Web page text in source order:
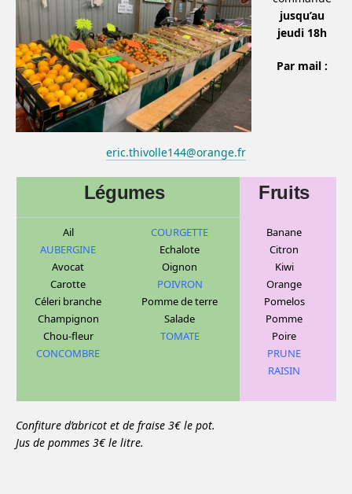
jusqu’au
jeudi 18h
Par mail :
eric.thivolle144@orange.fr
Légumes Fruits
Ail
AUBERGINE
Avocat
Carotte
Céleri branche
Champignon
Chou-fleur
CONCOMBRE
COURGETTE
Echalote
Oignon
POIVRON
Pomme de terre
Salade
TOMATE
Banane
Citron
Kiwi
Orange
Pomelos
Pomme
Poire
PRUNE
RAISIN
Confiture d’abricot et de fraise 3€ le pot.
Jus de pommes 3€ le litre.